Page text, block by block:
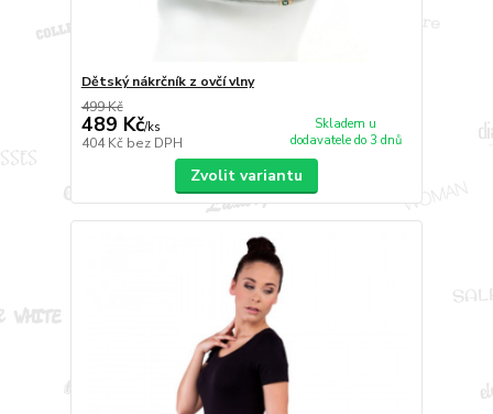
Dětský nákrčník z ovčí vlny
499 Kč
489 Kč/ks
404 Kč bez DPH
Skladem u
dodavatele do 3 dnů
Zvolit variantu